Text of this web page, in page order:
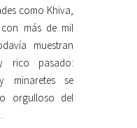
como Khiva,
más de mil
muestran
rico pasado:
minaretes se
orgulloso del